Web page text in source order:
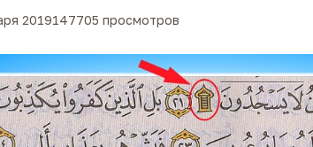
2019147705 просмотров